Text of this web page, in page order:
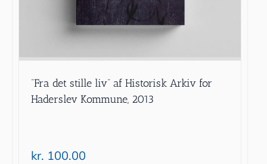
”Fra det stille liv” af Historisk Arkiv for
Haderslev Kommune, 2013
kr. 100.00